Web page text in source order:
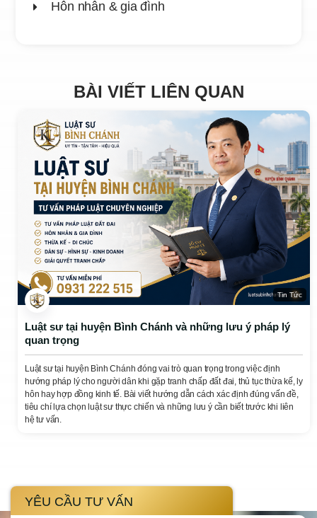
Hôn nhân & gia đình
BÀI VIẾT LIÊN QUAN
Tin Tức
Luật sư tại huyện Bình Chánh và những lưu ý pháp lý
quan trọng
Luật sư tại huyện Bình Chánh đóng vai trò quan trọng trong việc định
hướng pháp lý cho người dân khi gặp tranh chấp đất đai, thủ tục thừa kế, ly
hôn hay hợp đồng kinh tế. Bài viết hướng dẫn cách xác định đúng vấn đề,
tiêu chí lựa chọn luật sư thực chiến và những lưu ý cần biết trước khi liên
hệ tư vấn.
YÊU CẦU TƯ VẤN